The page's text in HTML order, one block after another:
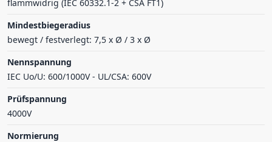
flammwidrig (IEC 60332.1-2 + CSA FT1)
Mindestbiegeradius
bewegt / festverlegt: 7,5 x Ø / 3 x Ø
Nennspannung
IEC Uo/U: 600/1000V - UL/CSA: 600V
Prüfspannung
4000V
Normierung